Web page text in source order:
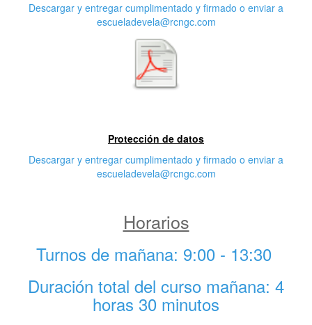
Descargar y entregar cumplimentado y firmado o enviar a
escueladevela@rcngc.com
Protección de datos
Descargar y entregar cumplimentado y firmado o enviar a
escueladevela@rcngc.com
Horarios
Turnos de mañana: 9:00 - 13:30
Duración total del curso mañana: 4
horas 30 minutos